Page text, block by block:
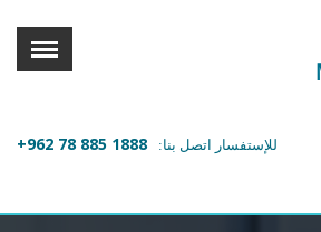
X
معلومات المستخدم
للإستفسار اتصل بنا: +962 78 885 1888